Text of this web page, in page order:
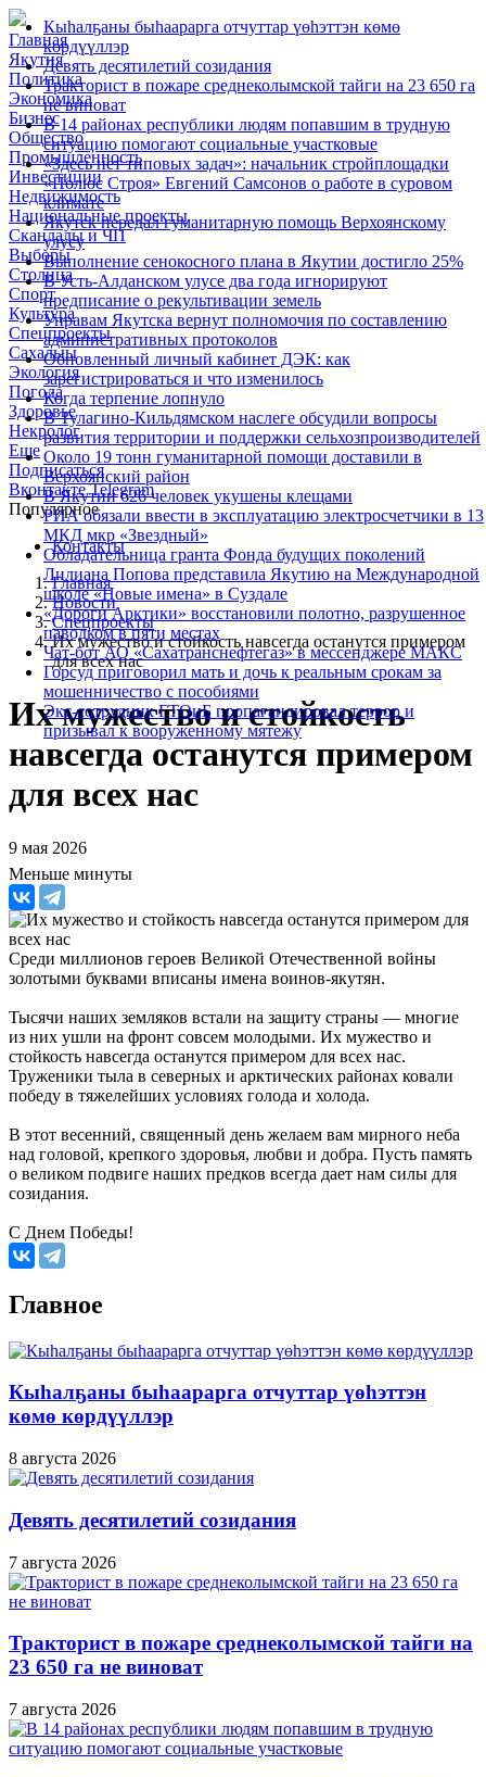
Главная
Якутия
Политика
Экономика
Бизнес
Общество
Промышленность
Инвестиции
Недвижимость
Национальные проекты
Скандалы и ЧП
Выборы
Столица
Спорт
Культура
Спецпроекты
Сахалыы
Экология
Погода
Здоровье
Некролог
Еще
Подписаться
ВконтактеTelegram
Популярное
Кыһалҕаны быһаарарга отчуттар үөһэттэн көмө
көрдүүллэр
Девять десятилетий созидания
Тракторист в пожаре среднеколымской тайги на 23 650 га
не виноват
В 14 районах республики людям попавшим в трудную
ситуацию помогают социальные участковые
«Здесь нет типовых задач»: начальник стройплощадки
«Полюс Строя» Евгений Самсонов о работе в суровом
климате
Якутск передал гуманитарную помощь Верхоянскому
улусу
Выполнение сенокосного плана в Якутии достигло 25%
В Усть-Алданском улусе два года игнорируют
предписание о рекультивации земель
Управам Якутска вернут полномочия по составлению
административных протоколов
Обновленный личный кабинет ДЭК: как
зарегистрироваться и что изменилось
Когда терпение лопнуло
В Тулагино-Кильдямском наслеге обсудили вопросы
развития территории и поддержки сельхозпроизводителей
Около 19 тонн гуманитарной помощи доставили в
Верхоянский район
В Якутии 626 человек укушены клещами
РИА обязали ввести в эксплуатацию электросчетчики в 13
МКД мкр «Звездный»
Обладательница гранта Фонда будущих поколений
Лилиана Попова представила Якутию на Международной
школе «Новые имена» в Суздале
«Дороги Арктики» восстановили полотно, разрушенное
паводком в пяти местах
Чат-бот АО «Сахатранснефтегаз» в мессенджере МАКС
Горсуд приговорил мать и дочь к реальным срокам за
мошенничество с пособиями
Экс-сотрудник ГТОиБ пропагандировал террор и
призывал к вооруженному мятежу
Контакты
Главная
Новости
Спецпроекты
Их мужество и стойкость навсегда останутся примером
для всех нас
Их мужество и стойкость
навсегда останутся примером
для всех нас
9 мая 2026
Меньше минуты
Среди миллионов героев Великой Отечественной войны
золотыми буквами вписаны имена воинов-якутян.
Тысячи наших земляков встали на защиту страны — многие
из них ушли на фронт совсем молодыми. Их мужество и
стойкость навсегда останутся примером для всех нас.
Труженики тыла в северных и арктических районах ковали
победу в тяжелейших условиях голода и холода.
В этот весенний, священный день желаем вам мирного неба
над головой, крепкого здоровья, любви и добра. Пусть память
о великом подвиге наших предков всегда дает нам силы для
созидания.
С Днем Победы!
Главное
Кыһалҕаны быһаарарга отчуттар үөһэттэн
көмө көрдүүллэр
8 августа 2026
Девять десятилетий созидания
7 августа 2026
Тракторист в пожаре среднеколымской тайги на
23 650 га не виноват
7 августа 2026